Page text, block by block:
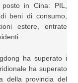
in Cina: PIL,
beni di consumo,
estere, entrate
ha superato i
ha superato
della provincia del